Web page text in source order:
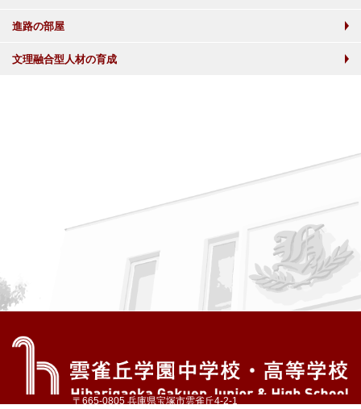
進路の部屋
文理融合型人材の育成
〒665-0805 兵庫県宝塚市雲雀丘4-2-1